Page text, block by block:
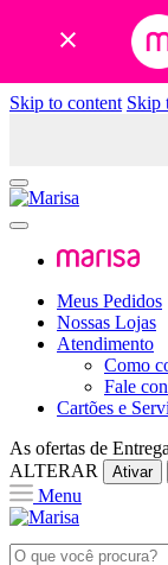
Skip to content Skip
Meus Pedidos
Nossas Lojas
Atendimento
Como
Fale
Cartões e
As ofertas de
ALTERAR
Ativar
Menu